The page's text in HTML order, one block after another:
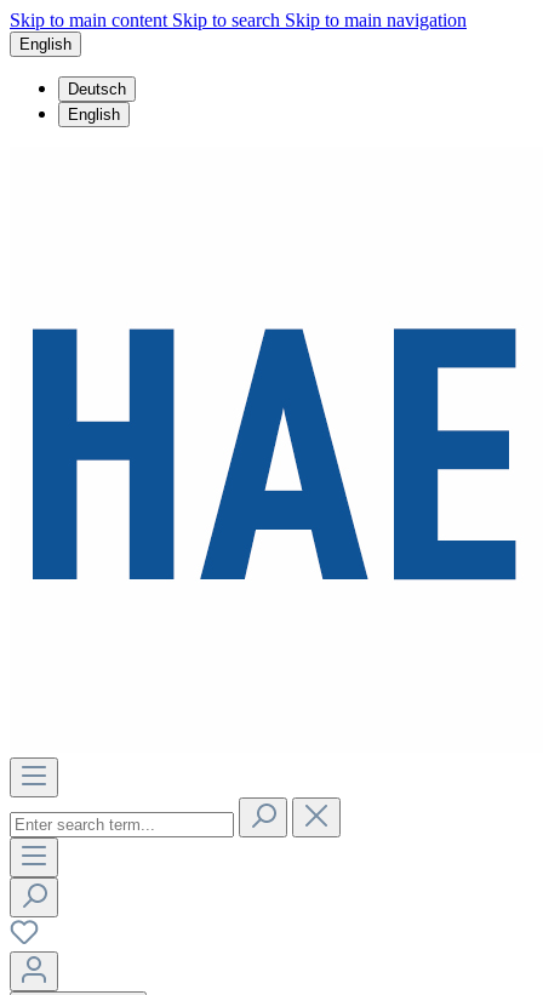
Skip to main content Skip to search Skip to main navigation
English
Deutsch
English